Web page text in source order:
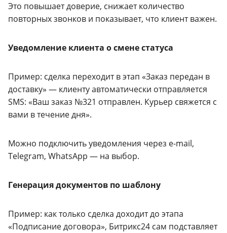
Это повышает доверие, снижает количество
повторных звонков и показывает, что клиент важен.
Уведомление клиента о смене статуса
Пример: сделка переходит в этап «Заказ передан в
доставку» — клиенту автоматически отправляется
SMS: «Ваш заказ №321 отправлен. Курьер свяжется с
вами в течение дня».
Можно подключить уведомления через e-mail,
Telegram, WhatsApp — на выбор.
Генерация документов по шаблону
Пример: как только сделка доходит до этапа
«Подписание договора», Битрикс24 сам подставляет